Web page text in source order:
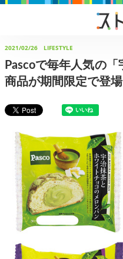
2021/02/26 LIFESTYLE
Pascoで毎年人気の
商品が期間限定で登場